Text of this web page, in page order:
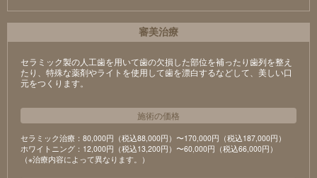
審美治療
セラミック製の⼈⼯⻭を⽤いて⻭の⽋損した部位を補ったり⻭列を整え
たり、特殊な薬剤やライトを使⽤して⻭を漂⽩するなどして、美しい⼝
元をつくります。
施術の価格
セラミック治療：80,000円（税込88,000円）〜170,000円（税込187,000円）
ホワイトニング：12,000円（税込13,200円）〜60,000円（税込66,000円）
（※治療内容によって異なります。）